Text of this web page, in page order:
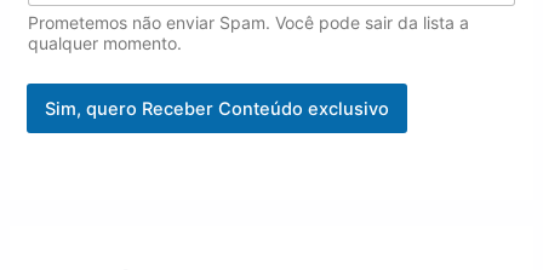
Prometemos não enviar Spam. Você pode sair da lista a
qualquer momento.
Sim, quero Receber Conteúdo exclusivo